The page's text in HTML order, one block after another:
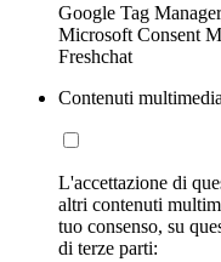
Google Tag
Microsoft Consent
Freshchat
Contenuti
L'accettazione di
altri contenuti
tuo consenso, su
di terze parti: